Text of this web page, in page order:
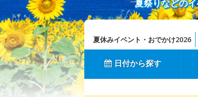
夏祭りなどの
夏休みイベント・おでかけ2026
日付から探す